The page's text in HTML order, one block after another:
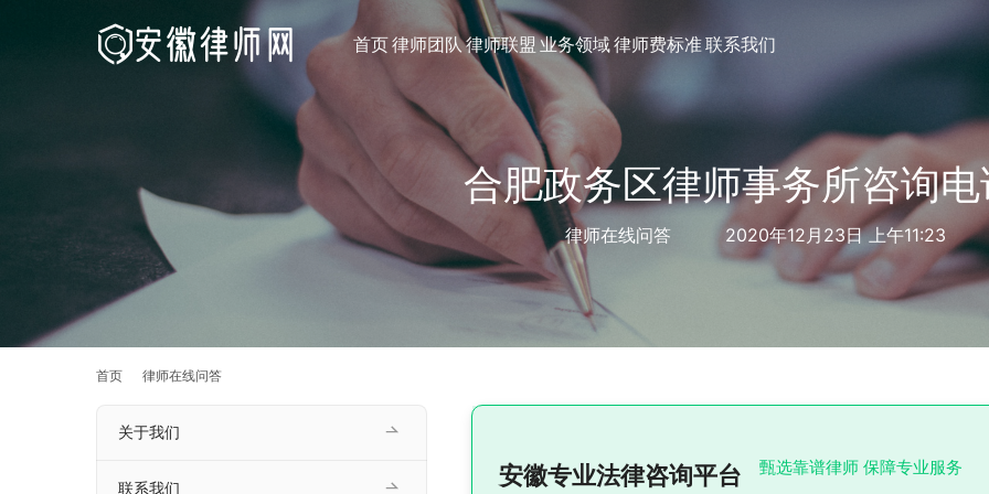
首页律师团队律师联盟业务领域律师费标准联系我们
合肥政务区律师事务所咨询
律师在线问答 2020年12月23日 上午11:23
首页 律师在线问答
安徽专业法律咨询平台 甄选靠谱律师 保障专业服务
关于我们
联系我们